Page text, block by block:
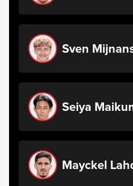
Sven
Seiya
Mayckel